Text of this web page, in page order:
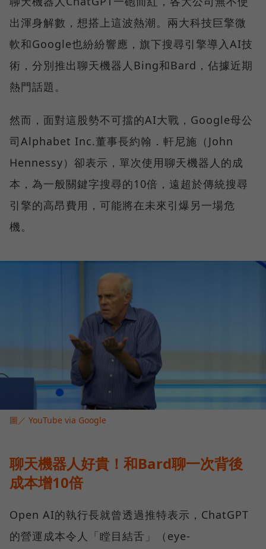
出渾身解數，想搭上這波熱潮。兩大科技巨擎微
軟和Google也紛紛響應，旗下搜尋引擎導入AI技
術，分別推出聊天機器人Bing和Bard，佔據近期
熱門話題。
然而，面對這股勢不可擋的AI大戰，Google母公
司Alphabet Inc.董事長約翰．軒尼施（John
Hennessy）卻表示，單次使用聊天機器人的成
本，為一般關鍵字搜尋的10倍，遠超於傳統搜尋
引擎的高昂費用，可能將在未來引爆另一場危
機。
圖／ YouTube via Google
聊天機器人好貴！和Bard聊一次背後
成本增10倍
Open AI的執行長就曾透過推特表示，ChatGPT
的營運成本令人「瞠目結舌」（eye-